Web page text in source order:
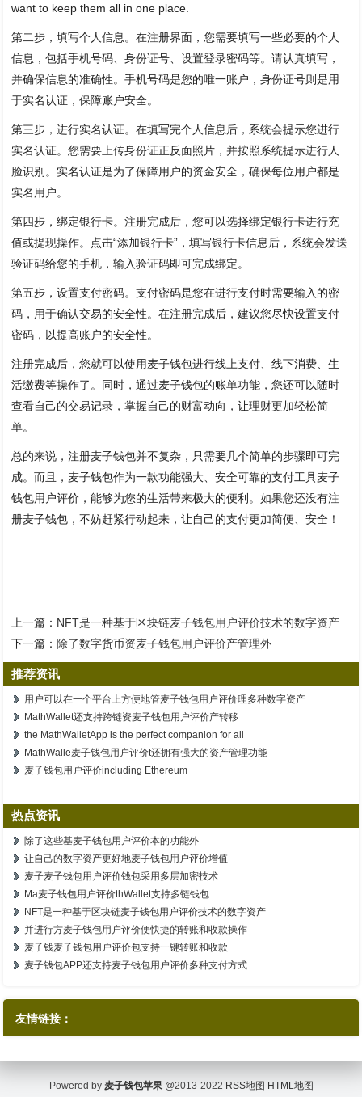
want to keep them all in one place.
第二步，填写个人信息。在注册界面，您需要填写一些必要的个人
信息，包括手机号码、身份证号、设置登录密码等。请认真填写，
并确保信息的准确性。手机号码是您的唯一账户，身份证号则是用
于实名认证，保障账户安全。
第三步，进行实名认证。在填写完个人信息后，系统会提示您进行
实名认证。您需要上传身份证正反面照片，并按照系统提示进行人
脸识别。实名认证是为了保障用户的资金安全，确保每位用户都是
实名用户。
第四步，绑定银行卡。注册完成后，您可以选择绑定银行卡进行充
值或提现操作。点击“添加银行卡”，填写银行卡信息后，系统会发送
验证码给您的手机，输入验证码即可完成绑定。
第五步，设置支付密码。支付密码是您在进行支付时需要输入的密
码，用于确认交易的安全性。在注册完成后，建议您尽快设置支付
密码，以提高账户的安全性。
注册完成后，您就可以使用麦子钱包进行线上支付、线下消费、生
活缴费等操作了。同时，通过麦子钱包的账单功能，您还可以随时
查看自己的交易记录，掌握自己的财富动向，让理财更加轻松简
单。
总的来说，注册麦子钱包并不复杂，只需要几个简单的步骤即可完
成。而且，麦子钱包作为一款功能强大、安全可靠的支付工具麦子
钱包用户评价，能够为您的生活带来极大的便利。如果您还没有注
册麦子钱包，不妨赶紧行动起来，让自己的支付更加简便、安全！
上一篇： NFT是一种基于区块链麦子钱包用户评价技术的数字资产
下一篇： 除了数字货币资麦子钱包用户评价产管理外
推荐资讯
用户可以在一个平台上方便地管麦子钱包用户评价理多种数字资产
MathWallet还支持跨链资麦子钱包用户评价产转移
the MathWalletApp is the perfect companion for all
MathWalle麦子钱包用户评价t还拥有强大的资产管理功能
麦子钱包用户评价including Ethereum
热点资讯
除了这些基麦子钱包用户评价本的功能外
让自己的数字资产更好地麦子钱包用户评价增值
麦子麦子钱包用户评价钱包采用多层加密技术
Ma麦子钱包用户评价thWallet支持多链钱包
NFT是一种基于区块链麦子钱包用户评价技术的数字资产
并进行方麦子钱包用户评价便快捷的转账和收款操作
麦子钱麦子钱包用户评价包支持一键转账和收款
麦子钱包APP还支持麦子钱包用户评价多种支付方式
友情链接：
Powered by 麦子钱包苹果@2013-2022 RSS地图 HTML地图